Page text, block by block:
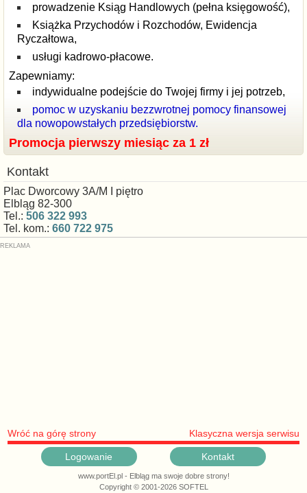
prowadzenie Ksiąg Handlowych (pełna księgowość),
Książka Przychodów i Rozchodów, Ewidencja
Ryczałtowa,
usługi kadrowo-płacowe.
Zapewniamy:
indywidualne podejście do Twojej firmy i jej potrzeb,
pomoc w uzyskaniu bezzwrotnej pomocy finansowej
dla nowopowstałych przedsiębiorstw.
Promocja pierwszy miesiąc za 1 zł
Kontakt
Plac Dworcowy 3A/M I piętro
Elbląg 82-300
Tel.: 506 322 993
Tel. kom.: 660 722 975
Wróć na górę strony Klasyczna wersja serwisu
Logowanie Kontakt
www.portEl.pl - Elbląg ma swoje dobre strony!
Copyright © 2001-2026 SOFTEL